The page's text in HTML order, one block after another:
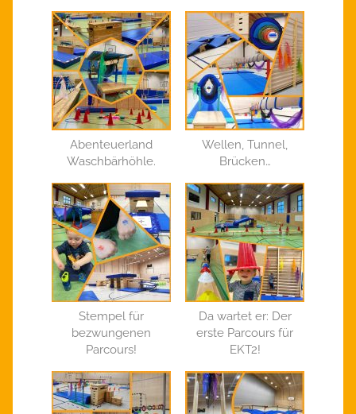
Abenteuerland
Waschbärhöhle.
Wellen, Tunnel,
Brücken…
Stempel für
bezwungenen
Parcours!
Da wartet er: Der
erste Parcours für
EKT2!